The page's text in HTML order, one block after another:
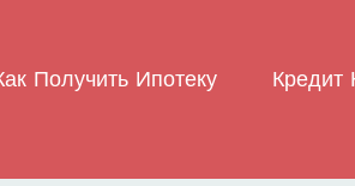
Получить Ипотеку